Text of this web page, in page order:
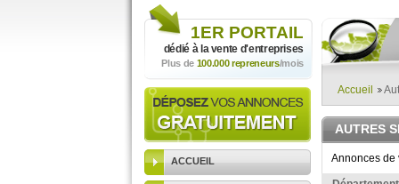
1ER PORTAIL
dédié à la vente d'entreprises
Plus de 100.000 repreneurs/mois
ACCUEIL
Accueil
AUTRES
Annonces de